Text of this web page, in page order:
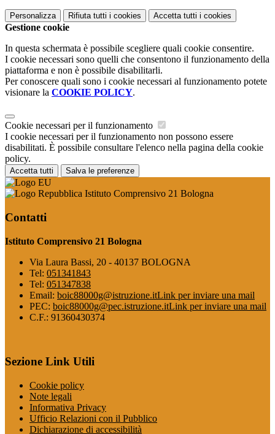
Personalizza Rifiuta tutti i cookies Accetta tutti i cookies
Gestione cookie
In questa schermata è possibile scegliere quali cookie consentire.
I cookie necessari sono quelli che consentono il funzionamento della
piattaforma e non è possibile disabilitarli.
Per conoscere quali sono i cookie necessari al funzionamento potete
visionare la COOKIE POLICY.
Cookie necessari per il funzionamento
I cookie necessari per il funzionamento non possono essere
disabilitati. È possibile consultare l'elenco nella pagina della cookie
policy.
Accetta tutti Salva le preferenze
Istituto Comprensivo 21 Bologna
Contatti
Istituto Comprensivo 21 Bologna
Via Laura Bassi, 20 - 40137 BOLOGNA
Tel: 051341843
Tel: 051347838
Email: boic88000g@istruzione.itLink per inviare una mail
PEC: boic88000g@pec.istruzione.itLink per inviare una mail
C.F.: 91360430374
Sezione Link Utili
Cookie policy
Note legali
Informativa Privacy
Ufficio Relazioni con il Pubblico
Dichiarazione di accessibilità